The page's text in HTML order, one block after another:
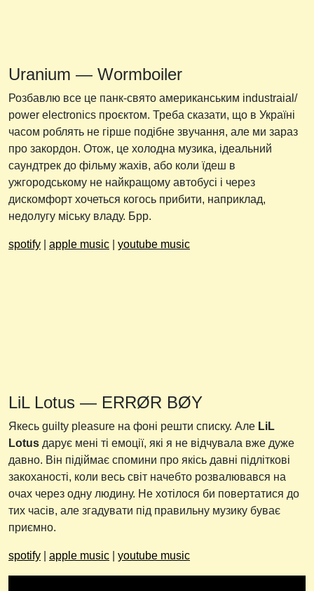
Uranium — Wormboiler
Розбавлю все це панк-свято американським industraial/
power electronics проєктом. Треба сказати, що в Україні
часом роблять не гірше подібне звучання, але ми зараз
про закордон. Отож, це холодна музика, ідеальний
саундтрек до фільму жахів, або коли їдеш в
ужгородському не найкращому автобусі і через
дискомфорт хочеться когось прибити, наприклад,
недолугу міську владу. Брр.
spotify apple music youtube music
LiL Lotus — ERRØR BØY
Якесь guilty pleasure на фоні решти списку. Але LiL
Lotus дарує мені ті емоції, які я не відчувала вже дуже
давно. Він підіймає спомини про якісь давні підліткові
закоханості, коли весь світ начебто розвалювався на
очах через одну людину. Не хотілося би повертатися до
тих часів, але згадувати під правильну музику буває
приємно.
spotify apple music youtube music